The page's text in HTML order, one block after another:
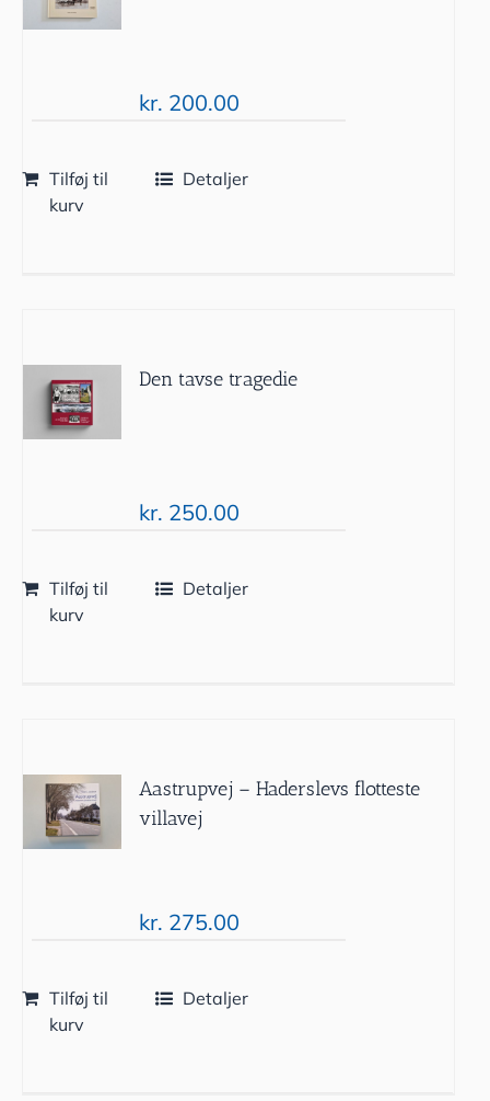
kr. 200.00
Tilføj til
kurv
Detaljer
Den tavse tragedie
kr. 250.00
Tilføj til
kurv
Detaljer
Aastrupvej – Haderslevs flotteste
villavej
kr. 275.00
Tilføj til
kurv
Detaljer